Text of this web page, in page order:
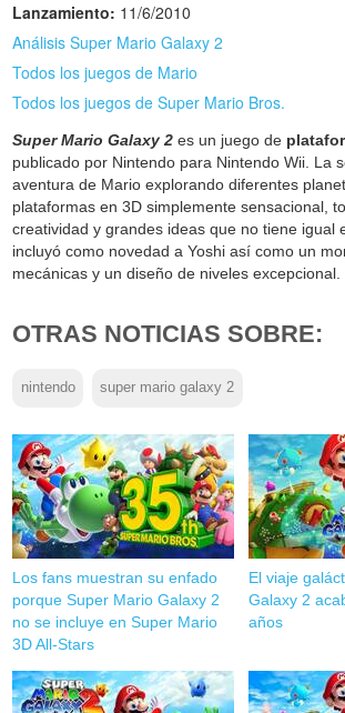
Lanzamiento: 11/6/2010
Análisis Super Mario Galaxy 2
Todos los juegos de Mario
Todos los juegos de Super Mario Bros.
Super Mario Galaxy 2 es un juego de
publicado por Nintendo para Nintendo Wii. La
aventura de Mario explorando diferentes
plataformas en 3D simplemente sensacional,
creatividad y grandes ideas que no tiene igual
incluyó como novedad a Yoshi así como un
mecánicas y un diseño de niveles excepcional.
OTRAS NOTICIAS SOBRE:
nintendo super mario galaxy 2
Los fans muestran su enfado
porque Super Mario Galaxy 2
no se incluye en Super Mario
3D All-Stars
El viaje
Galaxy 2
años